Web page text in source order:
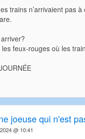
trains n’arrivaient pas
feux-rouges où les
joeuse qui n'est
@ 10:41